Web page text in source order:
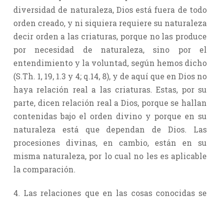
diversidad de naturaleza, Dios está fuera de todo
orden creado, y ni siquiera requiere su naturaleza
decir orden a las criaturas, porque no las produce
por necesidad de naturaleza, sino por el
entendimiento y la voluntad, según hemos dicho
(S.Th. 1, 19, 1.3 y 4; q.14, 8), y de aquí que en Dios no
haya relación real a las criaturas. Estas, por su
parte, dicen relación real a Dios, porque se hallan
contenidas bajo el orden divino y porque en su
naturaleza está que dependan de Dios. Las
procesiones divinas, en cambio, están en su
misma naturaleza, por lo cual no les es aplicable
la comparación.
4. Las relaciones que en las cosas conocidas se